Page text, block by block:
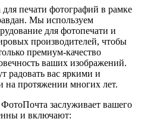
печати фотографий в рамке
Мы используем
для фотопечати и
производителей, чтобы
премиум-качество
ваших изображений.
радовать вас яркими и
протяжении многих лет.
заслуживает вашего
и включают: